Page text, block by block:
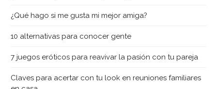
¿Qué hago si me gusta mi mejor amiga?
10 alternativas para conocer gente
7 juegos eróticos para reavivar la pasión con tu pareja
Claves para acertar con tu look en reuniones familiares